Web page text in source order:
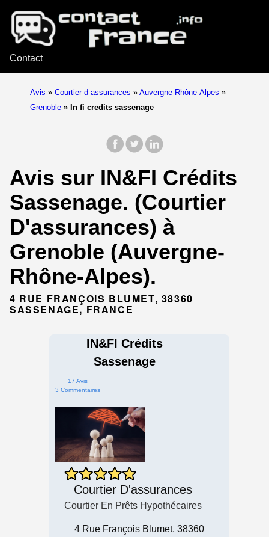
Contact
Avis » Courtier d assurances » Auvergne-Rhône-Alpes »
Grenoble » In fi credits sassenage
Avis sur IN&FI Crédits
Sassenage. (Courtier
D'assurances) à
Grenoble (Auvergne-
Rhône-Alpes).
4 RUE FRANÇOIS BLUMET, 38360
SASSENAGE, FRANCE
IN&FI Crédits
Sassenage
17 Avis
3 Commentaires
Courtier D'assurances
Courtier En Prêts Hypothécaires
4 Rue François Blumet, 38360